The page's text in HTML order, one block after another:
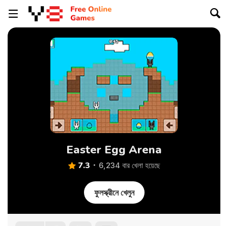
Easter Egg Arena
7.3 6,234 বার খেলা হয়েছে
ফুলস্ক্রীনে খেলুন